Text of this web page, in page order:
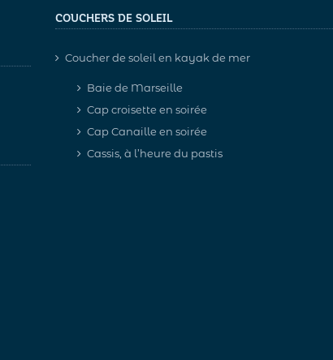
COUCHERS DE SOLEIL
Coucher de soleil en kayak de mer
Baie de Marseille
Cap croisette en soirée
Cap Canaille en soirée
Cassis, à l’heure du pastis